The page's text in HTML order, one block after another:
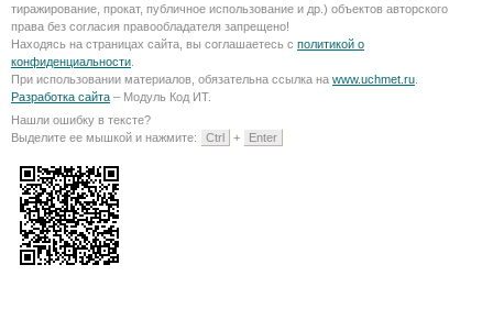
тиражирование, прокат, публичное использование и др.) объектов авторского
права без согласия правообладателя запрещено!
Находясь на страницах сайта, вы соглашаетесь с политикой о
конфиденциальности
При использовании материалов, обязательна ссылка на www.uchmet.ru
Разработка сайта – Модуль Код ИТ.
Нашли ошибку в тексте?
Выделите ее мышкой и нажмите:
Ctrl + Enter